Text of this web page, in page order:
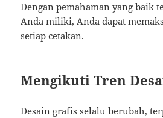
Dengan pemahaman yang baik
Anda miliki, Anda dapat
setiap cetakan.
Mengikuti Tren
Desain grafis selalu berubah,